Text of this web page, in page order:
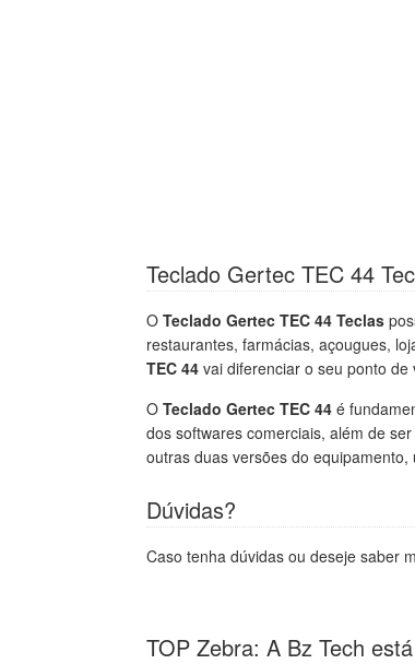
Teclado Gertec TEC 44
OTeclado Gertec TEC 44 Teclas
restaurantes, farmácias, açougues,
TEC 44 vai diferenciar o seu ponto de
OTeclado Gertec TEC 44 é
dos softwares comerciais, além de
outras duas versões do
Dúvidas?
Caso tenha dúvidas ou deseje saber
TOP Zebra: A Bz Tech